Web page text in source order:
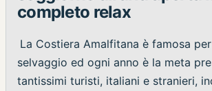
completo relax
La Costiera Amalfitana è famosa
selvaggio ed ogni anno è la meta
tantissimi turisti, italiani e stranieri,